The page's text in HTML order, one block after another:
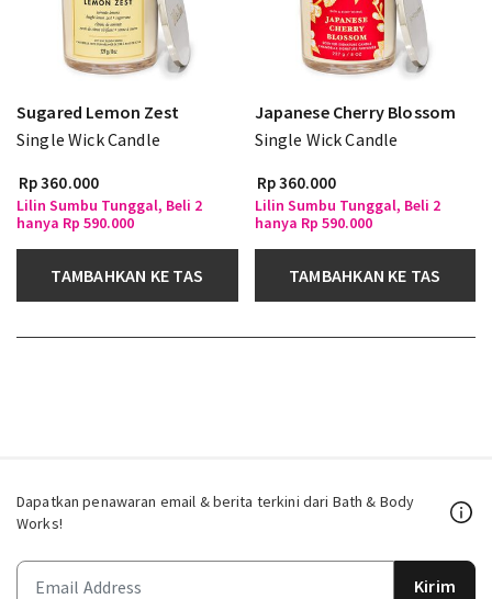
Sugared Lemon Zest
Single Wick Candle
Rp 360.000
Lilin Sumbu Tunggal, Beli 2
hanya Rp 590.000
TAMBAHKAN KE TAS
Japanese Cherry Blossom
Single Wick Candle
Rp 360.000
Lilin Sumbu Tunggal, Beli 2
hanya Rp 590.000
TAMBAHKAN KE TAS
Dapatkan penawaran email & berita terkini dari Bath & Body
Works!
Kirim